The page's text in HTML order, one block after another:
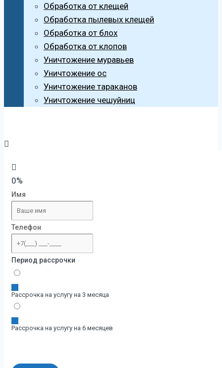
Обработка от клещей
Обработка пылевых клещей
Обработка от блох
Обработка от клопов
Уничтожение муравьев
Уничтожение ос
Уничтожение тараканов
Уничтожение чешуйниц
0%
Имя
Телефон
Период рассрочки
Рассрочка на услугу на 3 месяца
Рассрочка на услугу на 6 месяцев